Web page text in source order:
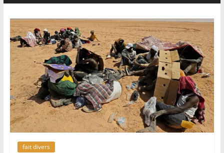
anticiper les nouvelles exigences
fait divers